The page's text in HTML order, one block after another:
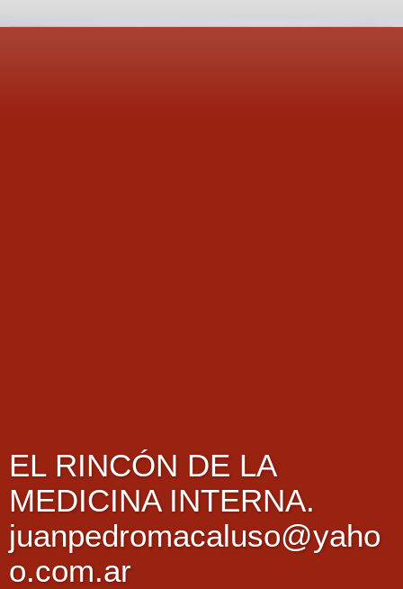
EL RINCÓN DE LA
MEDICINA INTERNA.
juanpedromacaluso@yaho
o.com.ar